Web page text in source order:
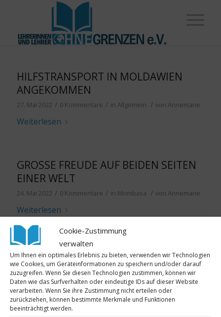
Cookie-Zustimmung
verwalten
Um Ihnen ein optimales Erlebnis zu bieten, verwenden wir Technologien
wie Cookies, um Geräteinformationen zu speichern und/oder darauf
zuzugreifen. Wenn Sie diesen Technologien zustimmen, können wir
Daten wie das Surfverhalten oder eindeutige IDs auf dieser Website
verarbeiten. Wenn Sie ihre Zustimmung nicht erteilen oder
zurückziehen, können bestimmte Merkmale und Funktionen
beeinträchtigt werden.
HILFSTRANSPORT IN MOLDAWIEN
ANGEKOMMEN
27. Mai 2022 / 0 Kommentare / in Allgemein / von Annemarie
Weiterlesen
GROSSE FREUDE AUF BEIDEN SEITEN E
INER WELT
24. Mai 2022 / 0 Kommentare / in Mombasa / von Annemarie
Weiterlesen
WILHELMSHAVENER ZEITUNG: EIGENE
SCHULE IN AFRIKA FEST IM BLICK
17. Mai 2022 / 0 Kommentare / inAllgemein ,Presse,
Vereinsaktionen / vonAnnemarie
Weiterlesen